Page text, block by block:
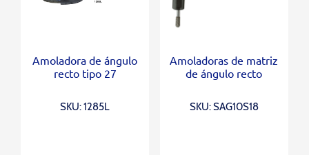
Amoladora de ángulo
recto tipo 27
SKU: 1285L
Amoladoras de matriz
de ángulo recto
SKU: SAG10S18